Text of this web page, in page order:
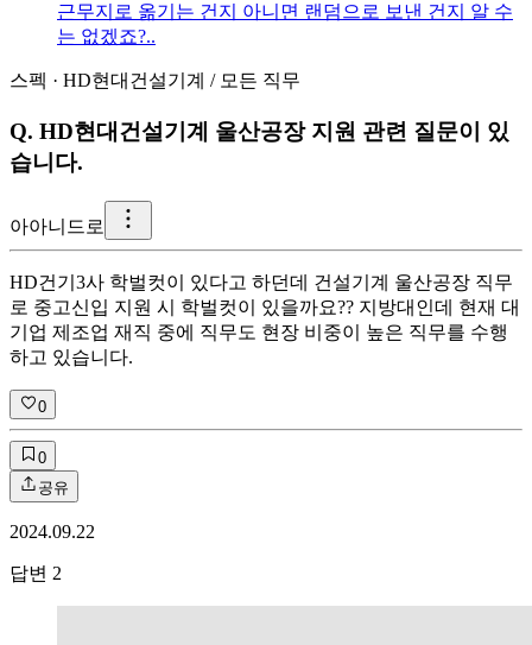
근무지로 옮기는 건지 아니면 랜덤으로 보낸 건지 알 수
는 없겠죠?..
스펙 · HD현대건설기계 / 모든 직무
Q. HD현대건설기계 울산공장 지원 관련 질문이 있
습니다.
아아니드로
HD건기3사 학벌컷이 있다고 하던데 건설기계 울산공장 직무
로 중고신입 지원 시 학벌컷이 있을까요?? 지방대인데 현재 대
기업 제조업 재직 중에 직무도 현장 비중이 높은 직무를 수행
하고 있습니다.
0
0
공유
2024.09.22
답변 2